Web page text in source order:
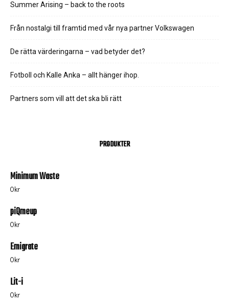
Summer Arising – back to the roots
Från nostalgi till framtid med vår nya partner Volkswagen
De rätta värderingarna – vad betyder det?
Fotboll och Kalle Anka – allt hänger ihop.
Partners som vill att det ska bli rätt
PRODUKTER
Minimum Waste
0kr
piQmeup
0kr
Emigrate
0kr
Lit-i
0kr